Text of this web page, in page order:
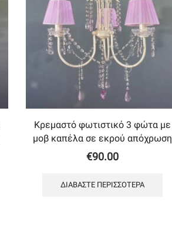
Κρεμαστό φωτιστικό 3 φώτα με
μοβ καπέλα σε εκρού απόχρωση
€90.00
ΔΙΑΒΆΣΤΕ ΠΕΡΙΣΣΌΤΕΡΑ